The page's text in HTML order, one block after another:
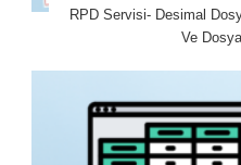
RPD Servisi- Desimal
Ve